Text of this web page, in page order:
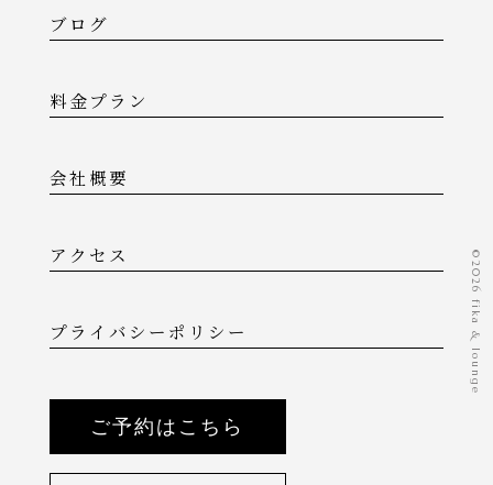
ブログ
料金プラン
会社概要
アクセス
プライバシーポリシー
ご予約はこちら
©️2026 fika & lounge